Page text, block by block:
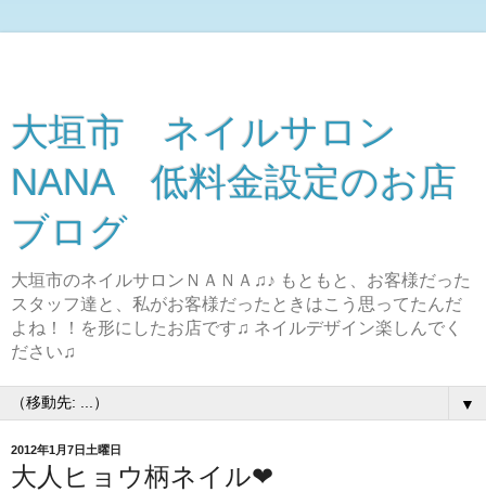
大垣市 ネイルサロン
NANA 低料金設定のお店
ブログ
大垣市のネイルサロンＮＡＮＡ♫♪ もともと、お客様だった
スタッフ達と、私がお客様だったときはこう思ってたんだ
よね！！を形にしたお店です♫ ネイルデザイン楽しんでく
ださい♫
▼
2012年1月7日土曜日
大人ヒョウ柄ネイル❤